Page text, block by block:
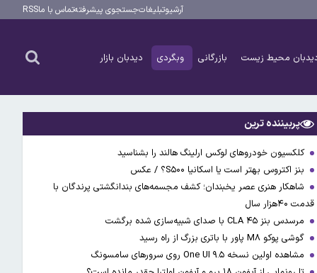
آرشیوتبلیغاتجستجوی پیشرفتهتماس با ماRSS
محیط زیست بازرگانی وبگردی دیدبان بازار
پربیننده ترین
کلکسیون خودروهای لوکس ارلینگ هالند را بشناسید
بنز اکتروس بهتر است یا اسکانیا S۵۰۰؟ / عکس
شاهکار هنری عصر یخبندان؛ کشف مجسمه‌های بندانگشتی‌ پرندگان با
قدمت ۴۰هزار سال
مرسدس بنز CLA ۴۵ با صدای شبیه‌سازی شده برگشت
گوشی پوکو M۸ پاور با باتری بزرگ از راه رسید
مشاهده اولین نسخه One UI ۹.۵ روی سرورهای سامسونگ